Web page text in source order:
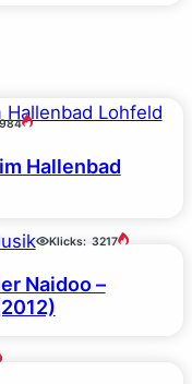
Hallenbad
Klicks: 3217
Naidoo –